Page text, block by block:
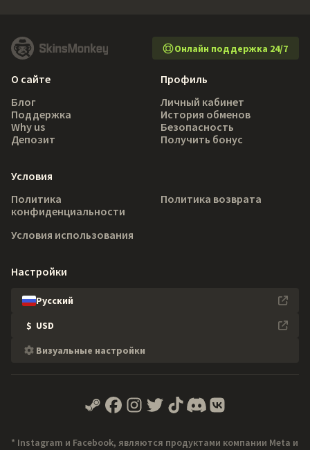
Онлайн поддержка 24/7
О сайте
Блог
Поддержка
Why us
Депозит
Профиль
Личный кабинет
История обменов
Безопасность
Получить бонус
Условия
Политика
конфиденциальности
Политика возврата
Условия использования
Настройки
Русский
$ USD
Визуальные настройки
* Instagram и Facebook, являются продуктами компании Meta и